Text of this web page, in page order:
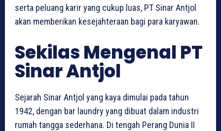
serta peluang karir yang cukup luas, PT Sinar Antjol
akan memberikan kesejahteraan bagi para karyawan.
Sekilas Mengenal PT
Sinar Antjol
Sejarah Sinar Antjol yang kaya dimulai pada tahun
1942, dengan bar laundry yang dibuat dalam industri
rumah tangga sederhana. Di tengah Perang Dunia II